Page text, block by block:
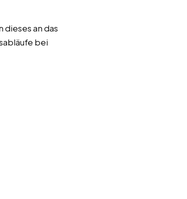
an das
bei